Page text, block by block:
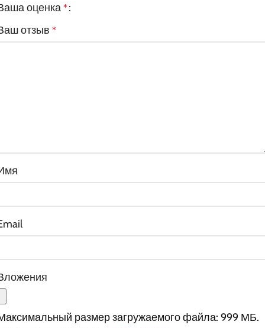
оценка *
отзыв *
размер загружаемого файла: 999 МБ.